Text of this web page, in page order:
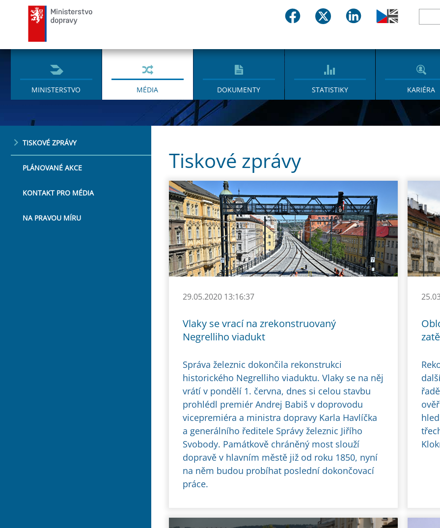
MINISTERSTVO MÉDIA DOKUMENTY STATISTIKY KARIÉRA
TISKOVÉ ZPRÁVY
PLÁNOVANÉ AKCE
KONTAKT PRO MÉDIA
NA PRAVOU MÍRU
Tiskové zprávy
29.05.2020 13:16:37
Vlaky se vrací na zrekonstruovaný
Negrelliho viadukt
Správa železnic dokončila rekonstrukci
historického Negrelliho viaduktu. Vlaky se na něj
vrátí v pondělí 1. června, dnes si celou stavbu
prohlédl premiér Andrej Babiš v doprovodu
vicepremiéra a ministra dopravy Karla Havlíčka
a generálního ředitele Správy železnic Jiřího
Svobody. Památkově chráněný most slouží
dopravě v hlavním městě již od roku 1850, nyní
na něm budou probíhat poslední dokončovací
práce.